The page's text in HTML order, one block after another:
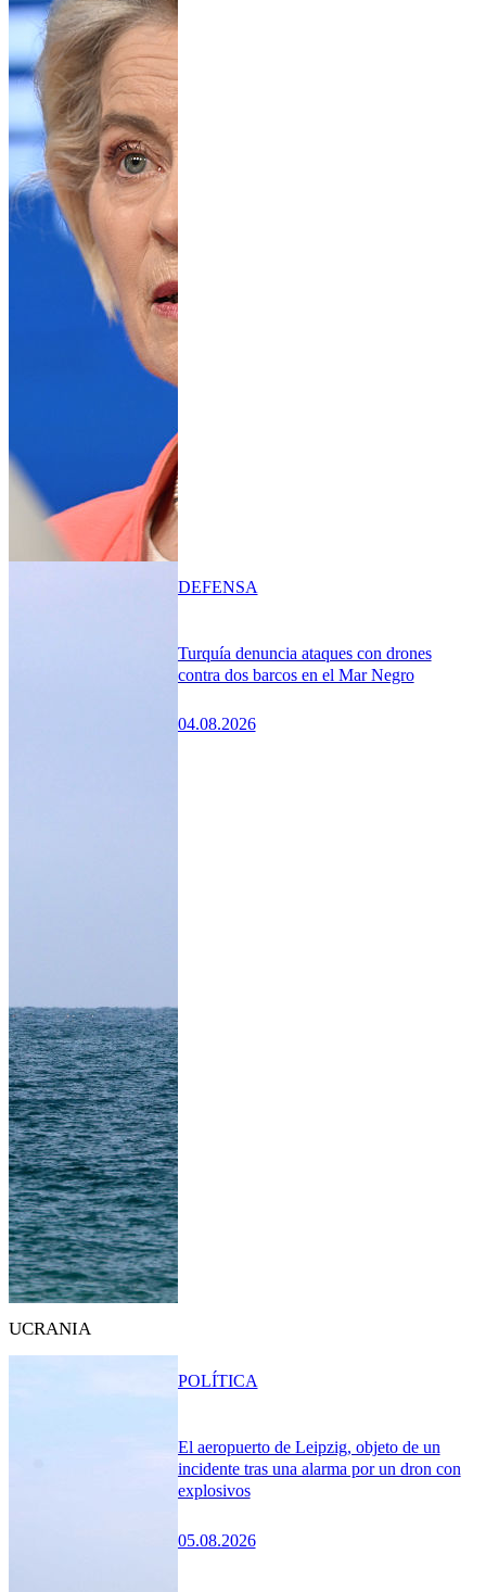
Turquía denuncia ataques con drones
contra dos barcos en el Mar Negro
04.08.2026
DEFENSA
UCRANIA
El aeropuerto de Leipzig, objeto de un
incidente tras una alarma por un dron con
explosivos
05.08.2026
POLÍTICA